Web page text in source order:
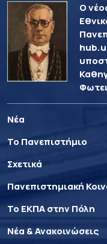
Ο
Νέα
Το Πανεπιστήμιο
Σχετικά
Πανεπιστημιακή
Το ΕΚΠΑ στην Πόλη
Νέα & Ανακοινώσεις